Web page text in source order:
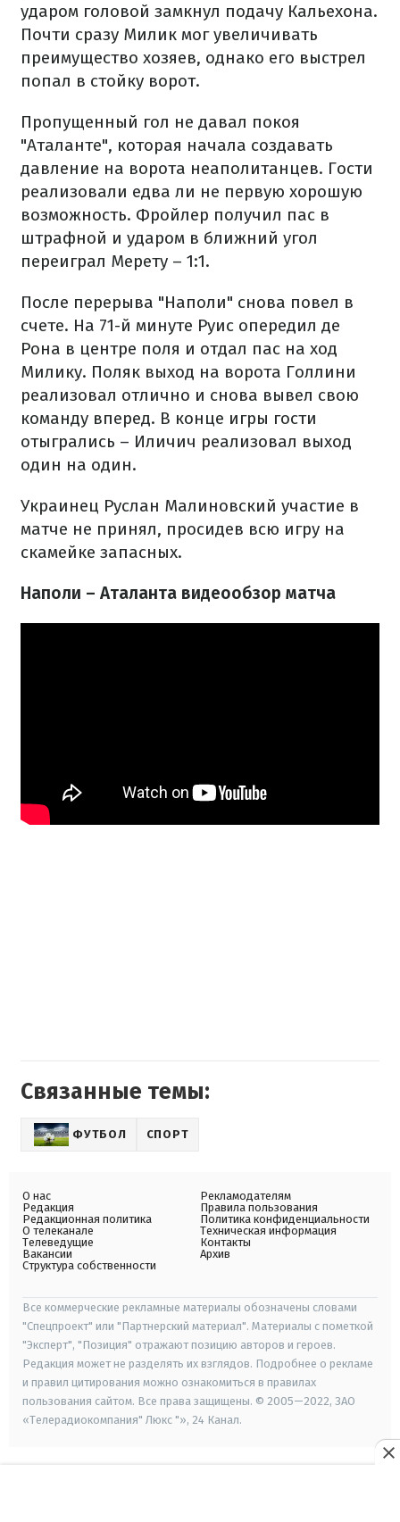
ударом головой замкнул подачу Кальехона.
Почти сразу Милик мог увеличивать
преимущество хозяев, однако его выстрел
попал в стойку ворот.
Пропущенный гол не давал покоя
"Аталанте", которая начала создавать
давление на ворота неаполитанцев. Гости
реализовали едва ли не первую хорошую
возможность. Фройлер получил пас в
штрафной и ударом в ближний угол
переиграл Мерету – 1:1.
После перерыва "Наполи" снова повел в
счете. На 71-й минуте Руис опередил де
Рона в центре поля и отдал пас на ход
Милику. Поляк выход на ворота Голлини
реализовал отлично и снова вывел свою
команду вперед. В конце игры гости
отыгрались – Иличич реализовал выход
один на один.
Украинец Руслан Малиновский участие в
матче не принял, просидев всю игру на
скамейке запасных.
Наполи – Аталанта видеообзор матча
Связанные темы:
ФУТБОЛ СПОРТ
О нас
Редакция
Редакционная политика
О телеканале
Телеведущие
Вакансии
Структура собственности
Рекламодателям
Правила пользования
Политика конфиденциальности
Техническая информация
Контакты
Архив
Все коммерческие рекламные материалы обозначены словами
"Спецпроект" или "Партнерский материал". Материалы с пометкой
"Эксперт", "Позиция" отражают позицию авторов и героев.
Редакция может не разделять их взглядов. Подробнее о рекламе
и правил цитирования можно ознакомиться в правилах
пользования сайтом. Все права защищены. © 2005—2022, ЗАО
«Телерадиокомпания" Люкс "», 24 Канал.